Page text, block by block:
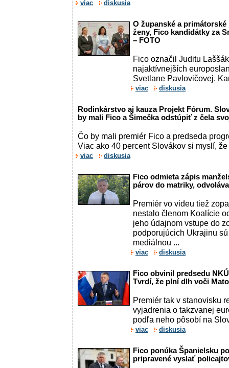
viac diskusia
O županské a
ženy, Fico kandidátky za
– FOTO
Fico označil Juditu
najaktívnejších
Svetlane Pavlovičovej.
viac diskusia
Rodinkárstvo aj kauza Projekt Fórum.
by mali Fico a Šimečka odstúpiť z čela
Čo by mali premiér Fico a predseda
Viac ako 40 percent Slovákov si myslí,
viac diskusia
Fico odmieta zápis
párov do matriky,
Premiér vo videu tiež
nestalo členom Koalície
jeho údajnom vstupe do
podporujúcich Ukrajinu
mediálnou ...
viac diskusia
Fico obvinil predsedu
Tvrdí, že plní dlh voči
Premiér tak v stanovisku
vyjadrenia o takzvanej
podľa neho pôsobí na
viac diskusia
Fico ponúka Španielsku
pripravené vyslať